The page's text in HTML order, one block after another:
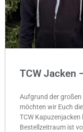
TCW Jacken
Aufgrund der
möchten wir Euch
TCW
Bestellzeitraum ist